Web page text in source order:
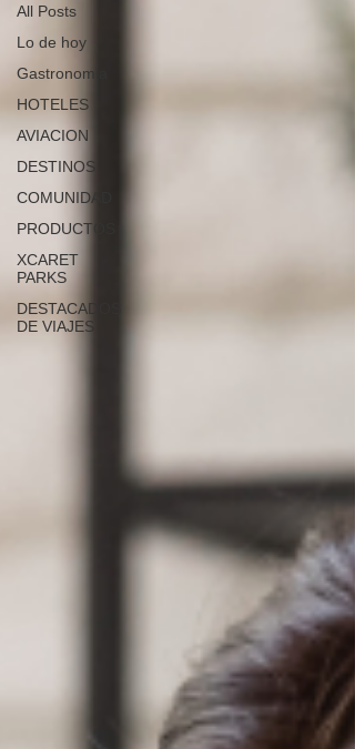
All Posts
Lo de hoy
Gastronomia
HOTELES
AVIACION
DESTINOS
COMUNIDAD
PRODUCTOS
XCARET
PARKS
DESTACADOS
DE VIAJES